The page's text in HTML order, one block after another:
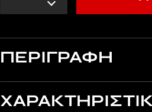
ΠΕΡΙΓΡΑΦΗ